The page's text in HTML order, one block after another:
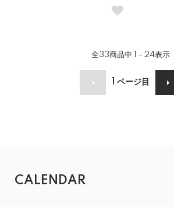
全33商品中 1 - 24表示
ページ目
CALENDAR